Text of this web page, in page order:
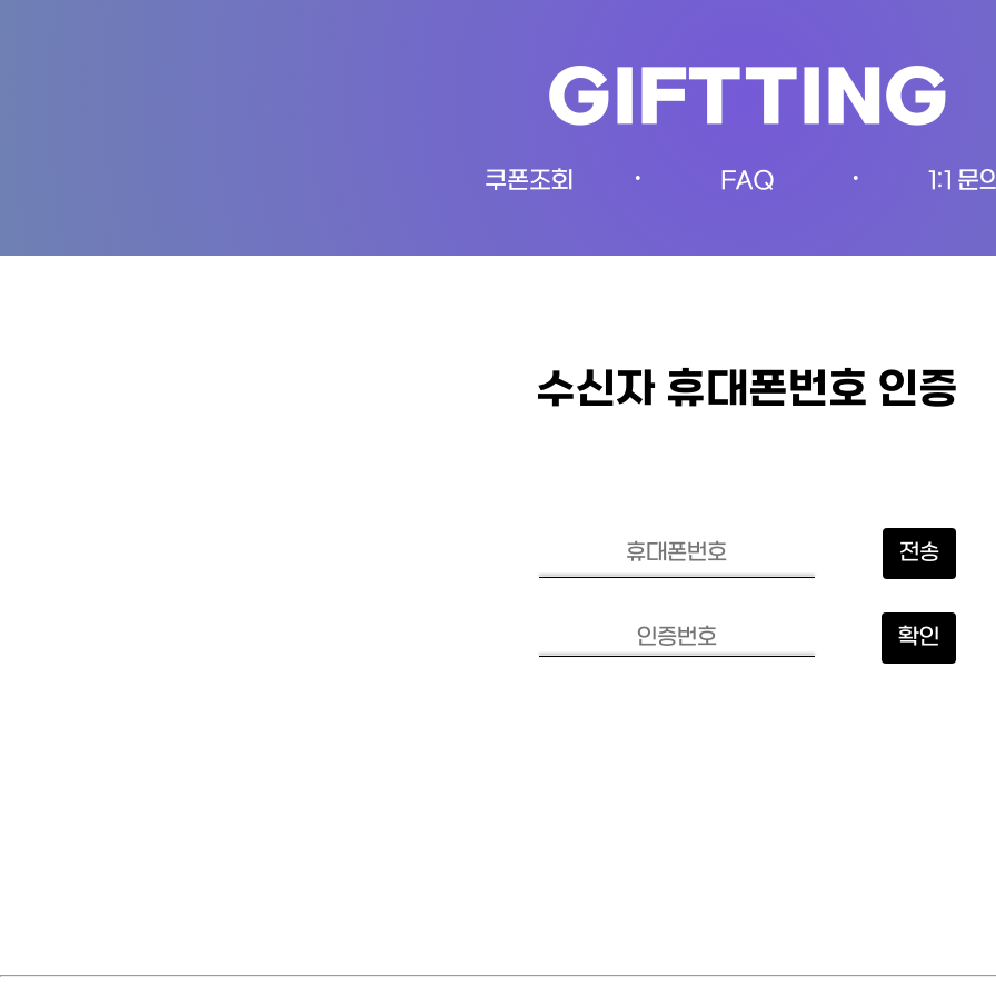
GIFTTING
쿠폰조회 • FAQ • 1:1 문
수신자 휴대폰번호 인증
전송
확인